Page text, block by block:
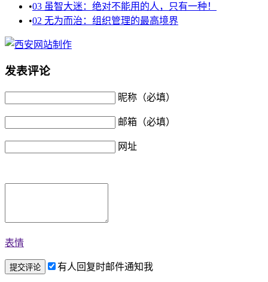
•03 虽智大迷：绝对不能用的人，只有一种！
•02 无为而治：组织管理的最高境界
发表评论
昵称（必填）
邮箱（必填）
网址
表情
有人回复时邮件通知我